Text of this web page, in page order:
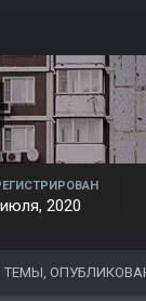
2020
ТЕМЫ,